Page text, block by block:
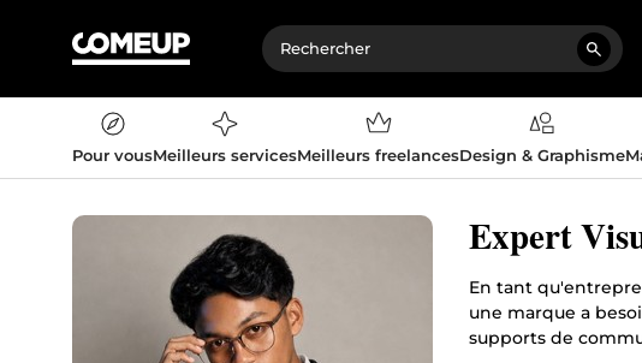
Pour vousMeilleurs servicesMeilleurs freelancesDesign & Graphisme
Expert
En tant
une marque a
supports de